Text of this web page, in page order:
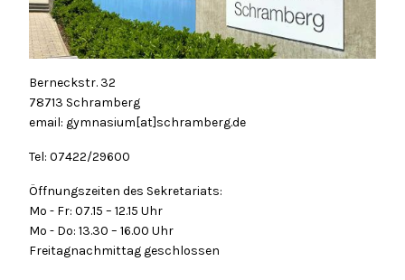
Berneckstr. 32
78713 Schramberg
email: gymnasium[at]schramberg.de
Tel: 07422/29600
Öffnungszeiten des Sekretariats:
Mo - Fr: 07.15 – 12.15 Uhr
Mo - Do: 13.30 – 16.00 Uhr
Freitagnachmittag geschlossen